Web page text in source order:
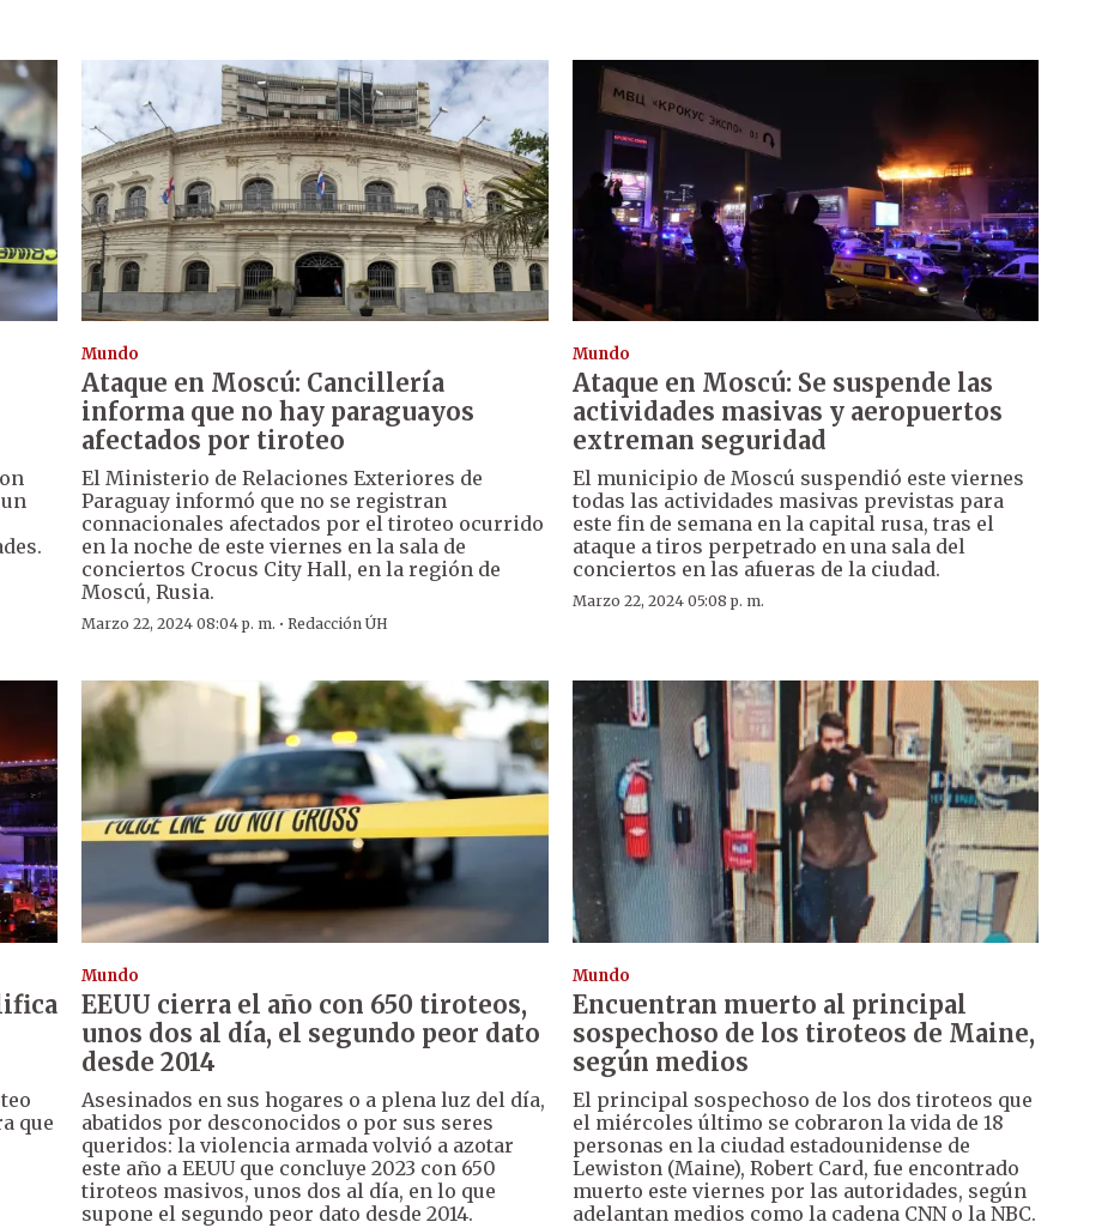
Mundo
Ataque en Moscú: Cancillería
informa que no hay paraguayos
afectados por tiroteo
El Ministerio de Relaciones Exteriores de
Paraguay informó que no se registran
connacionales afectados por el tiroteo ocurrido
en la noche de este viernes en la sala de
conciertos Crocus City Hall, en la región de
Moscú, Rusia.
Marzo 22, 2024 08:04 p. m. ·Redacción ÚH
Mundo
Ataque en Moscú: Se suspende las
actividades masivas y aeropuertos
extreman seguridad
El municipio de Moscú suspendió este viernes
todas las actividades masivas previstas para
este fin de semana en la capital rusa, tras el
ataque a tiros perpetrado en una sala del
conciertos en las afueras de la ciudad.
Marzo 22, 2024 05:08 p. m.
que
Mundo
EEUU cierra el año con 650 tiroteos,
unos dos al día, el segundo peor dato
desde 2014
Asesinados en sus hogares o a plena luz del día,
abatidos por desconocidos o por sus seres
queridos: la violencia armada volvió a azotar
este año a EEUU que concluye 2023 con 650
tiroteos masivos, unos dos al día, en lo que
supone el segundo peor dato desde 2014.
Mundo
Encuentran muerto al principal
sospechoso de los tiroteos de Maine,
según medios
El principal sospechoso de los dos tiroteos que
el miércoles último se cobraron la vida de 18
personas en la ciudad estadounidense de
Lewiston (Maine), Robert Card, fue encontrado
muerto este viernes por las autoridades, según
adelantan medios como la cadena CNN o la NBC.